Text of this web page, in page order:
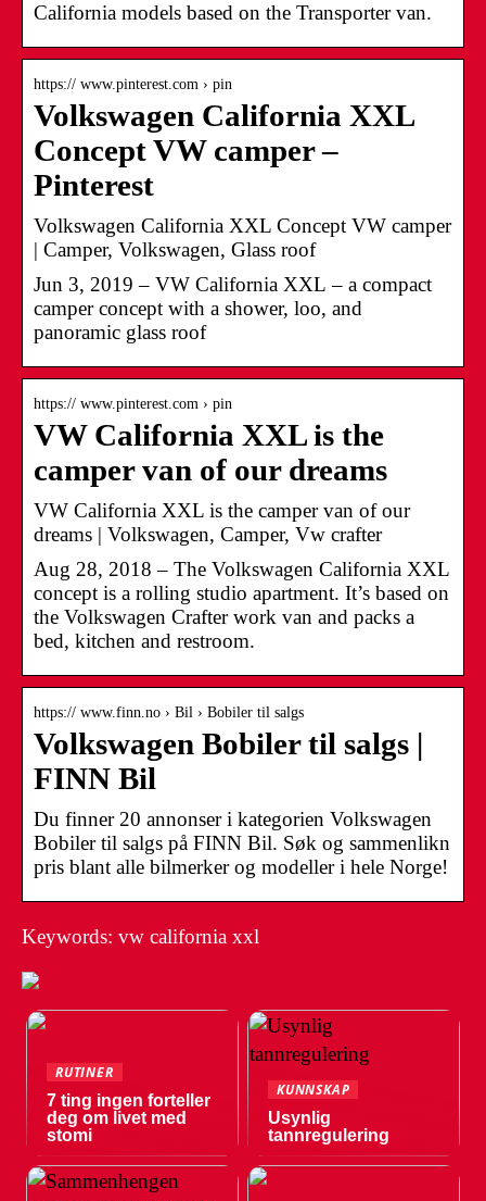
California models based on the Transporter van.
https:// www.pinterest.com › pin
Volkswagen California XXL
Concept VW camper –
Pinterest
Volkswagen California XXL Concept VW camper
| Camper, Volkswagen, Glass roof
Jun 3, 2019 – VW California XXL – a compact
camper concept with a shower, loo, and
panoramic glass roof
https:// www.pinterest.com › pin
VW California XXL is the
camper van of our dreams
VW California XXL is the camper van of our
dreams | Volkswagen, Camper, Vw crafter
Aug 28, 2018 – The Volkswagen California XXL
concept is a rolling studio apartment. It’s based on
the Volkswagen Crafter work van and packs a
bed, kitchen and restroom.
https:// www.finn.no › Bil › Bobiler til salgs
Volkswagen Bobiler til salgs |
FINN Bil
Du finner 20 annonser i kategorien Volkswagen
Bobiler til salgs på FINN Bil. Søk og sammenlikn
pris blant alle bilmerker og modeller i hele Norge!
Keywords: vw california xxl
RUTINER
7 ting ingen forteller
deg om livet med
stomi
KUNNSKAP
Usynlig
tannregulering